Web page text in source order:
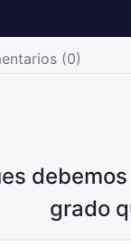
(0)
grado